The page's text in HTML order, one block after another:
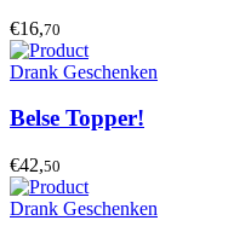
€16,70
Drank Geschenken
Belse Topper!
€42,50
Drank Geschenken